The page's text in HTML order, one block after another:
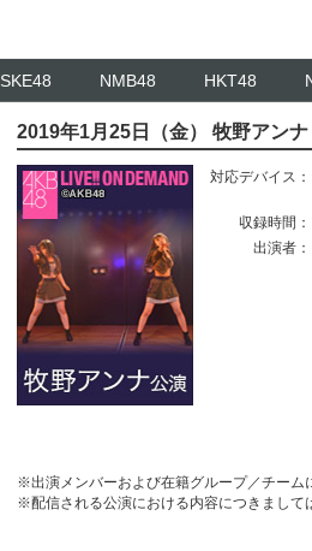
SKE48 NMB48 HKT48
2019年1月25日（金） 牧野アン
対応デバイス：
収録時間：
出演者：
※出演メンバーおよび在籍グループ／チーム
※配信される公演における内容につきまして